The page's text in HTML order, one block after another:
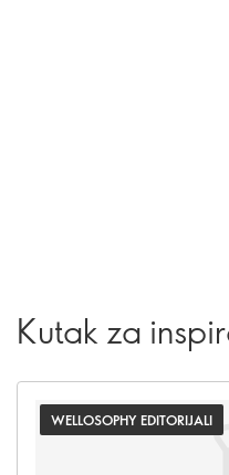
Kutak za
WELLOSOPHY EDITORIJALI